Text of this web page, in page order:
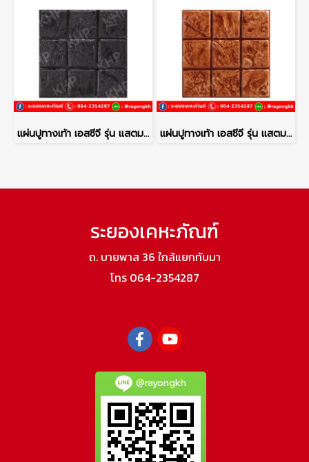
แผ่นปูทางเท้า เอสซีจี รุ่น แสตมป์เพฟ ลายโคโม่ สีดำ แผ่นปูทางเท้า เอสซีจี รุ่น แสตมป์เพฟ ลายโคโม่ สีส้ม
ระยองเคหะภัณฑ์
ถ. บายพาส 36 ใกล้แยกทับมา
โทร 064-2354287
@rayongkh